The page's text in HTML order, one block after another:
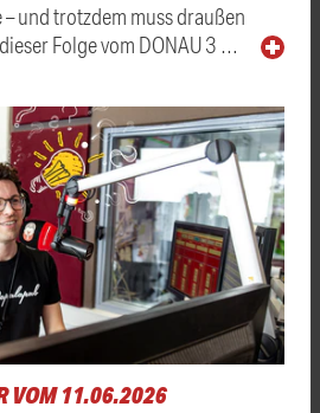
und trotzdem muss draußen
Folge vom DONAU 3 …
VOM 11.06.2026